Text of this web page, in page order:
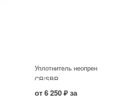
Уплотнитель неопрен
CR/SBR
от 6 250 ₽ за